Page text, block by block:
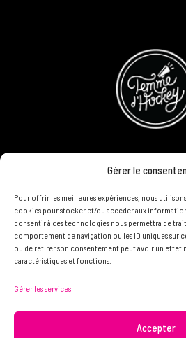
Gérer le
Pour offrir les meilleures expériences, nous
cookies pour stocker et/ou accéder aux
consentir à ces technologies nous permettra de
comportement de navigation ou les ID uniques sur
ou de retirer son consentement peut avoir un effet
caractéristiques et fonctions.
Gérer les services
Accepter
CONCOURS
DEVENIR PARTENAIRE
POLITIQUE DE